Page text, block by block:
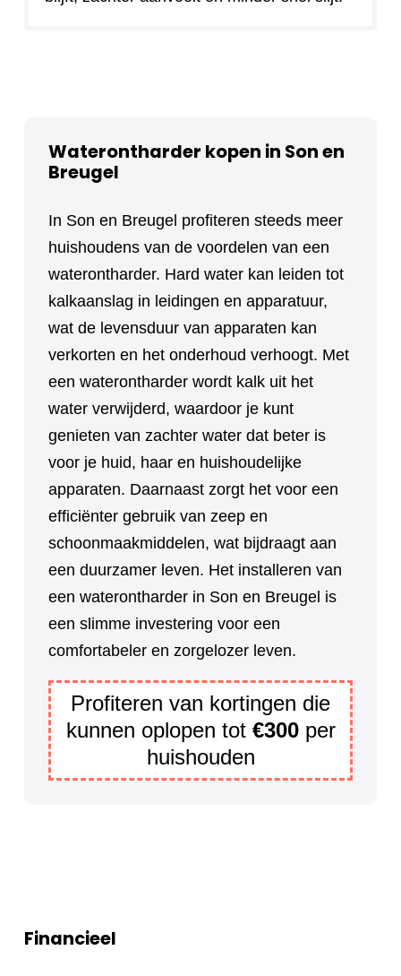
Waterontharder kopen in Son en
Breugel
In Son en Breugel profiteren steeds meer
huishoudens van de voordelen van een
waterontharder. Hard water kan leiden tot
kalkaanslag in leidingen en apparatuur,
wat de levensduur van apparaten kan
verkorten en het onderhoud verhoogt. Met
een waterontharder wordt kalk uit het
water verwijderd, waardoor je kunt
genieten van zachter water dat beter is
voor je huid, haar en huishoudelijke
apparaten. Daarnaast zorgt het voor een
efficiënter gebruik van zeep en
schoonmaakmiddelen, wat bijdraagt aan
een duurzamer leven. Het installeren van
een waterontharder in Son en Breugel is
een slimme investering voor een
comfortabeler en zorgelozer leven.
Profiteren van kortingen die
kunnen oplopen tot €300 per
huishouden
Financieel